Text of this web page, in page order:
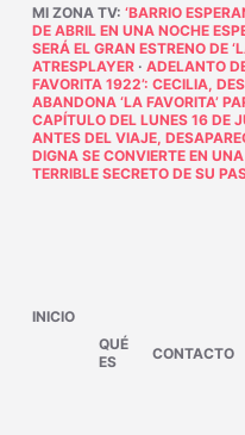
MI ZONA TV: ‘BARRIO
DE ABRIL EN UNA NOCHE
SERÁ EL GRAN ESTRENO DE
ATRESPLAYER· ADELANTO
FAVORITA 1922’: CECILIA,
ABANDONA ‘LA FAVORITA’
CAPÍTULO DEL LUNES 16 DE
ANTES DEL VIAJE,
DIGNA SE CONVIERTE EN
TERRIBLE SECRETO DE SU
INICIO
QUÉ
ES
CONTACTO